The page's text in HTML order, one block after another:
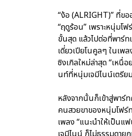
“ง้อ (ALRIGHT)” ที่ข
“ฤดูร้อน” เพราะหนุ่มโ
ขั้นสุด แล้วไปต่อที่พาร์
เดี่ยวเปียโนคูลๆ ในเพ
ซิงเกิลใหม่ล่าสุด “เห
นท์ที่หนุ่มเจมีไนน์เตรี
หลังจากนั้นก็เข้าสู่พาร์
คนสวยขาของหนุ่มโฟ
เพลง “แนะนำให้เป็นแ